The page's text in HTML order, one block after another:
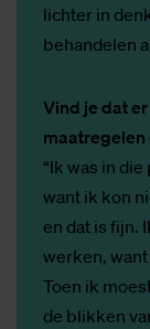
lichter in
behandelen
Vind je dat
maatregelen
“Ik was in
want ik kon
en dat is fijn.
werken,
Toen ik
de blikken